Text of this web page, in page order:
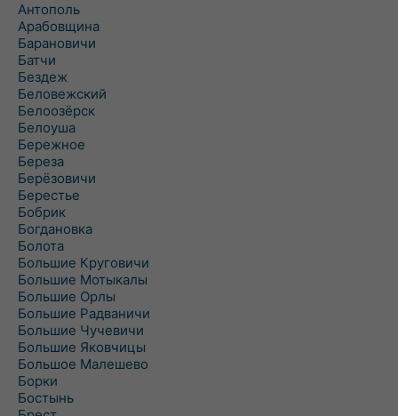
Антополь
Арабовщина
Барановичи
Батчи
Бездеж
Беловежский
Белоозёрск
Белоуша
Бережное
Береза
Берёзовичи
Берестье
Бобрик
Богдановка
Болота
Большие Круговичи
Большие Мотыкалы
Большие Орлы
Большие Радваничи
Большие Чучевичи
Большие Яковчицы
Большое Малешево
Борки
Бостынь